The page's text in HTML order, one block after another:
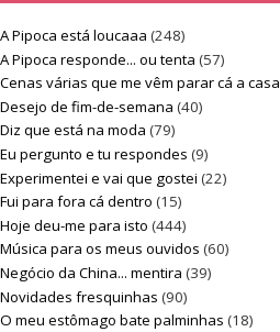
A Pipoca está loucaaa (248)
A Pipoca responde... ou tenta (57)
Cenas várias que me vêm parar cá a casa
Desejo de fim-de-semana (40)
Diz que está na moda (79)
Eu pergunto e tu respondes (9)
Experimentei e vai que gostei (22)
Fui para fora cá dentro (15)
Hoje deu-me para isto (444)
Música para os meus ouvidos (60)
Negócio da China... mentira (39)
Novidades fresquinhas (90)
O meu estômago bate palminhas (18)